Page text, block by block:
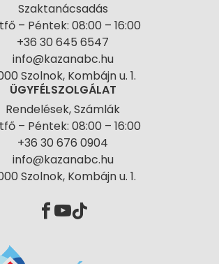
Szaktanácsadás
– Péntek: 08:00 – 16:00
+36 30 645 6547
info@kazanabc.hu
Szolnok, Kombájn u. 1.
ÜGYFÉLSZOLGÁLAT
Rendelések, Számlák
– Péntek: 08:00 – 16:00
+36 30 676 0904
info@kazanabc.hu
Szolnok, Kombájn u. 1.